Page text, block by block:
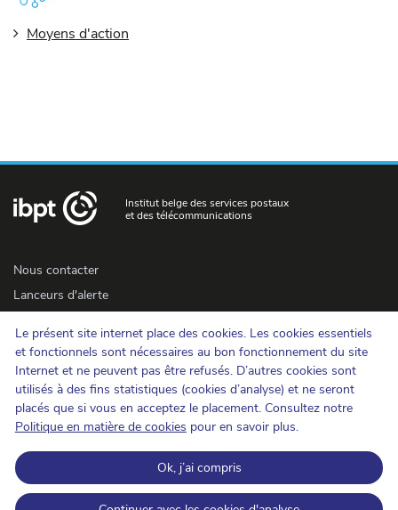
Le présent site internet place des cookies. Les cookies essentiels
et fonctionnels sont nécessaires au bon fonctionnement du site
Internet et ne peuvent pas être refusés. D’autres cookies sont
utilisés à des fins statistiques (cookies d’analyse) et ne seront
placés que si vous en acceptez le placement. Consultez notre
Politique en matière de cookies pour en savoir plus.
Ok, j’ai compris
Moyens d'action
Institut belge des services postaux
et des télécommunications
Nous contacter
Lanceurs d'alerte
Accessibilité
Presse
Cookies
Protection de la vie privée
Conditions d'utilisation et copyrights
Catégorisation de l'information